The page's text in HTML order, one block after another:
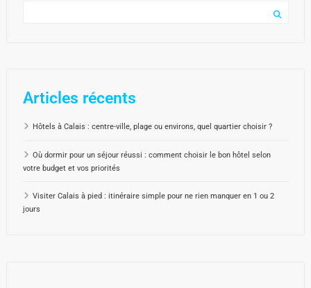
Articles récents
Hôtels à Calais : centre-ville, plage ou environs, quel quartier choisir ?
Où dormir pour un séjour réussi : comment choisir le bon hôtel selon
votre budget et vos priorités
Visiter Calais à pied : itinéraire simple pour ne rien manquer en 1 ou 2
jours